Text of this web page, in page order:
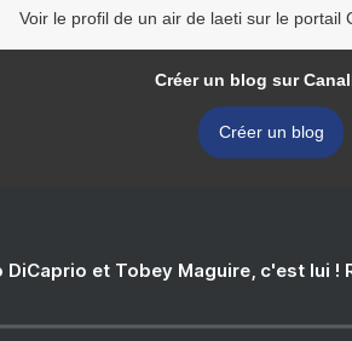
Voir le profil de un air de laeti sur le portail
Créer un blog sur
Créer un blog
DiCaprio et Tobey Maguire, c'est lui !